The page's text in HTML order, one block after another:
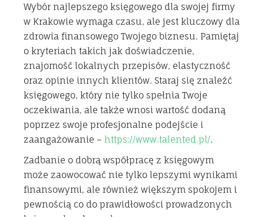
Wybór najlepszego księgowego dla swojej firmy
w Krakowie wymaga czasu, ale jest kluczowy dla
zdrowia finansowego Twojego biznesu. Pamiętaj
o kryteriach takich jak doświadczenie,
znajomość lokalnych przepisów, elastyczność
oraz opinie innych klientów. Staraj się znaleźć
księgowego, który nie tylko spełnia Twoje
oczekiwania, ale także wnosi wartość dodaną
poprzez swoje profesjonalne podejście i
zaangażowanie – https://www.talented.pl/.
Zadbanie o dobrą współpracę z księgowym
może zaowocować nie tylko lepszymi wynikami
finansowymi, ale również większym spokojem i
pewnością co do prawidłowości prowadzonych